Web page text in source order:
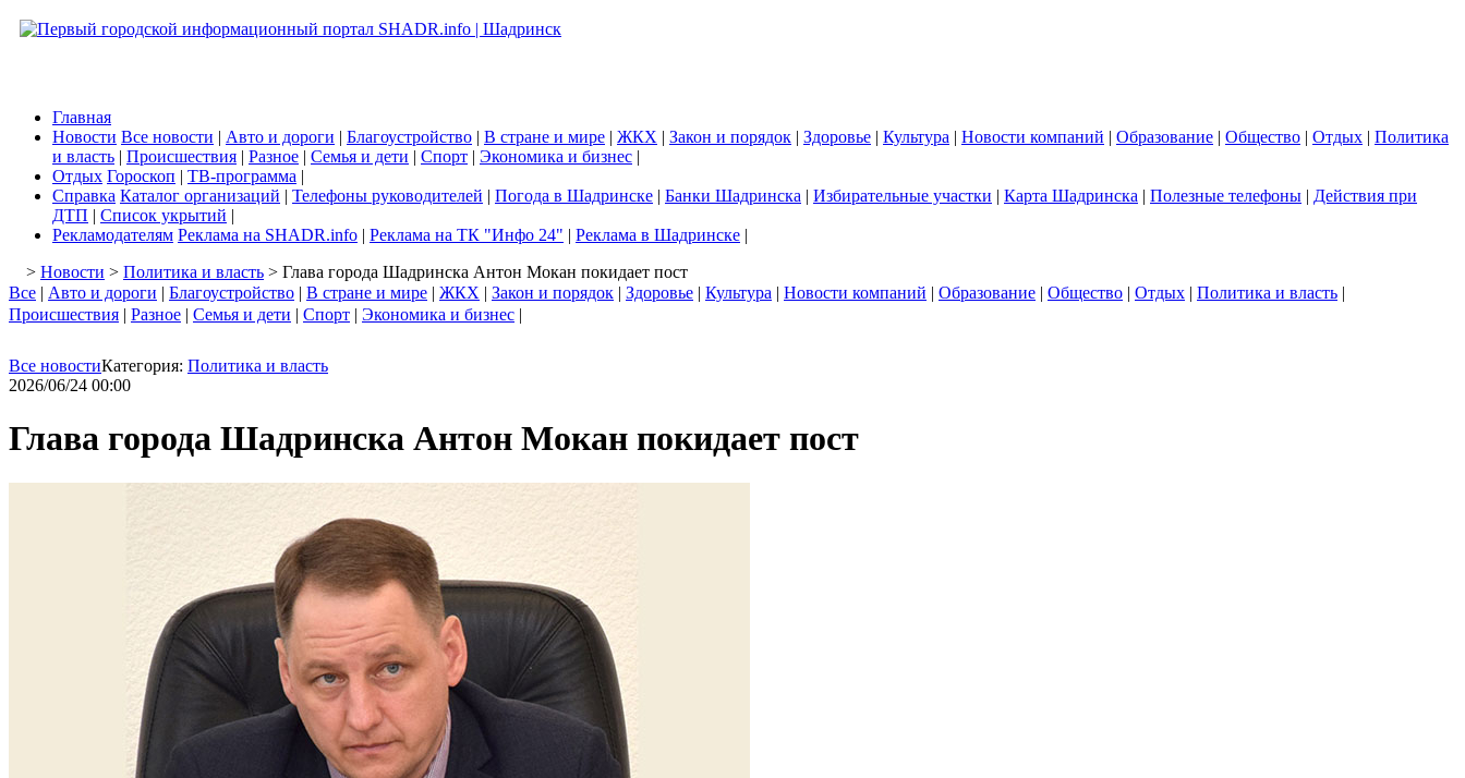
Главная
Новости Все новости | Авто и дороги | Благоустройство | В стране и мире | ЖКХ | Закон и порядок | Здоровье | Культура | Новости компаний | Образование | Общество | Отдых | Политика
и власть | Происшествия | Разное | Семья и дети | Спорт | Экономика и бизнес |
Отдых Гороскоп | ТВ-программа |
Справка Каталог организаций | Телефоны руководителей | Погода в Шадринске | Банки Шадринска | Избирательные участки | Карта Шадринска | Полезные телефоны | Действия при
ДТП | Список укрытий |
Рекламодателям Реклама на SHADR.info | Реклама на ТК "Инфо 24" | Реклама в Шадринске |
> Новости > Политика и власть > Глава города Шадринска Антон Мокан покидает пост
Все | Авто и дороги | Благоустройство | В стране и мире | ЖКХ | Закон и порядок | Здоровье | Культура | Новости компаний | Образование | Общество | Отдых | Политика и власть |
Происшествия | Разное | Семья и дети | Спорт | Экономика и бизнес |
Все новостиКатегория: Политика и власть
2026/06/24 00:00
Глава города Шадринска Антон Мокан покидает пост